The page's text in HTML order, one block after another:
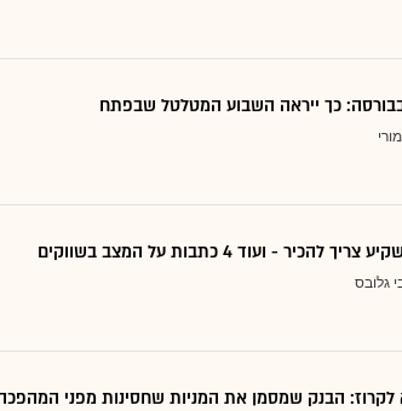
בבורסה: כך ייראה השבוע המטלטל שבפתח
- ועוד 4 כתבות על המצב בשווקים
גלובס